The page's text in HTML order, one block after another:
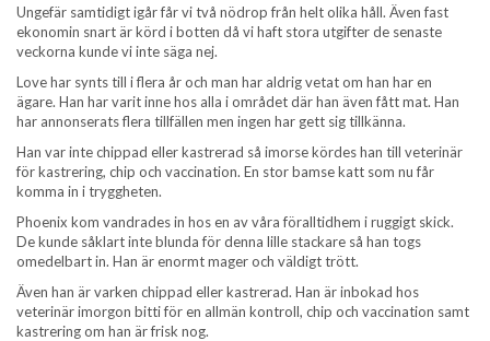
Ungefär samtidigt igår får vi två nödrop från helt olika håll. Även fast
ekonomin snart är körd i botten då vi haft stora utgifter de senaste
veckorna kunde vi inte säga nej.
Love har synts till i flera år och man har aldrig vetat om han har en
ägare. Han har varit inne hos alla i området där han även fått mat. Han
har annonserats flera tillfällen men ingen har gett sig tillkänna.
Han var inte chippad eller kastrerad så imorse kördes han till veterinär
för kastrering, chip och vaccination. En stor bamse katt som nu får
komma in i tryggheten.
Phoenix kom vandrades in hos en av våra föralltidhem i ruggigt skick.
De kunde såklart inte blunda för denna lille stackare så han togs
omedelbart in. Han är enormt mager och väldigt trött.
Även han är varken chippad eller kastrerad. Han är inbokad hos
veterinär imorgon bitti för en allmän kontroll, chip och vaccination samt
kastrering om han är frisk nog.